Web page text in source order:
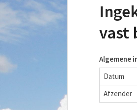
vast
Algemene
Datum
Afzender